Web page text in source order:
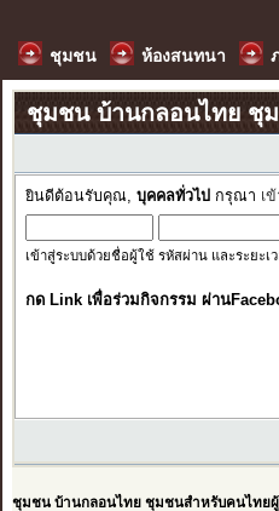
ชุมชน ห้องสนทนา
ชุมชน บ้านกลอนไทย ชุ
ยินดีต้อนรับคุณ, บุคคลทั่วไป กรุณา เ
เข้าสู่ระบบด้วยชื่อผู้ใช้ รหัสผ่าน และระยะเ
กด Link เพื่อร่วมกิจกรรม ผ่าน
ชุมชน บ้านกลอนไทย ชุมชนสำหรับคนไทย